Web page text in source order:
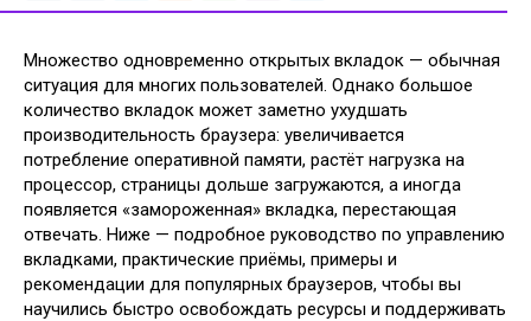
Множество одновременно открытых вкладок — обычная
ситуация для многих пользователей. Однако большое
количество вкладок может заметно ухудшать
производительность браузера: увеличивается
потребление оперативной памяти, растёт нагрузка на
процессор, страницы дольше загружаются, а иногда
появляется «замороженная» вкладка, перестающая
отвечать. Ниже — подробное руководство по управлению
вкладками, практические приёмы, примеры и
рекомендации для популярных браузеров, чтобы вы
научились быстро освобождать ресурсы и поддерживать